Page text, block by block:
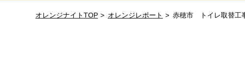
オレンジナイトTOP オレンジレポート 赤穂市 トイレ取替工